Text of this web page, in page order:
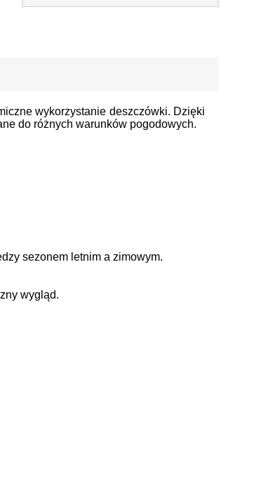
wykorzystanie deszczówki. Dzięki
do różnych warunków pogodowych.
sezonem letnim a zimowym.
wygląd.